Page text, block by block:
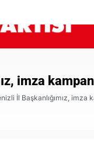
imza
İl Başkanlığımız, imza